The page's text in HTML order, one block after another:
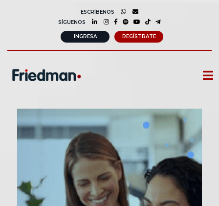
ESCRÍBENOS
SÍGUENOS
INGRESA REGÍSTRATE
MEMBRESIAS
CONSULTORÍA CORPORATIVA
COMUNIDAD FRIEDMAN
SOBRE NOSOTROS
CONTACTO